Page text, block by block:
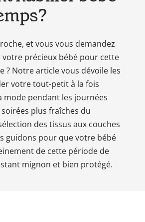
en
tant
parents
votre
enfant,
pour
la
grossesse
de
maman
au
avec
et vous vous demandez
précieux bébé pour cette
? Notre article vous dévoile les
votre tout-petit à la fois
mode pendant les journées
plus fraîches du
des tissus aux couches
guidons pour que votre bébé
de cette période de
mignon et bien protégé.